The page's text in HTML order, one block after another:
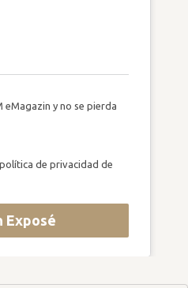
eMagazin y no se pierda
de privacidad de
Exposé